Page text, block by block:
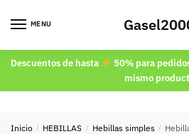
MENU
Descuentos de hasta
50% para
mismo
Inicio / HEBILLAS / Hebillas simples /